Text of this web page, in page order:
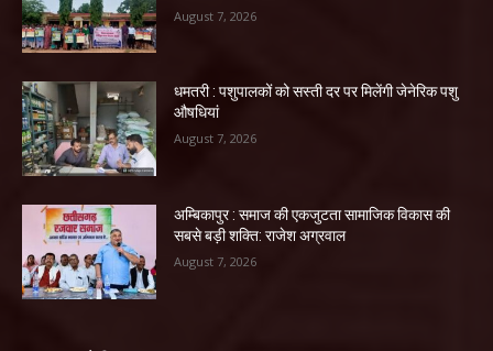
August 7, 2026
धमतरी : पशुपालकों को सस्ती दर पर मिलेंगी जेनेरिक पशु
औषधियां
August 7, 2026
अम्बिकापुर : समाज की एकजुटता सामाजिक विकास की
सबसे बड़ी शक्ति: राजेश अग्रवाल
August 7, 2026